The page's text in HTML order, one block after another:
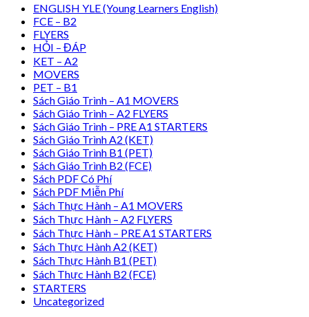
ENGLISH YLE (Young Learners English)
FCE – B2
FLYERS
HỎI – ĐÁP
KET – A2
MOVERS
PET – B1
Sách Giáo Trình – A1 MOVERS
Sách Giáo Trình – A2 FLYERS
Sách Giáo Trình – PRE A1 STARTERS
Sách Giáo Trình A2 (KET)
Sách Giáo Trình B1 (PET)
Sách Giáo Trình B2 (FCE)
Sách PDF Có Phí
Sách PDF Miễn Phí
Sách Thực Hành – A1 MOVERS
Sách Thực Hành – A2 FLYERS
Sách Thực Hành – PRE A1 STARTERS
Sách Thực Hành A2 (KET)
Sách Thực Hành B1 (PET)
Sách Thực Hành B2 (FCE)
STARTERS
Uncategorized